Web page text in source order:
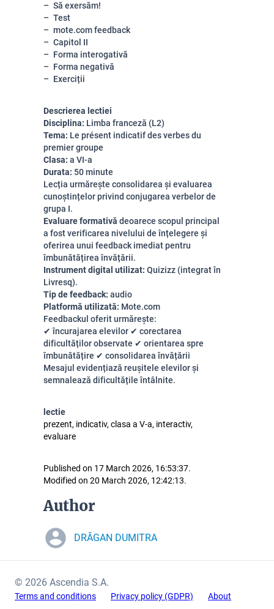
Să exersăm!
Test
mote.com feedback
Capitol II
Forma interogativă
Forma negativă
Exerciții
Descrierea lectiei
Disciplina: Limba franceză (L2)
Tema: Le présent indicatif des verbes du
premier groupe
Clasa: a VI-a
Durata: 50 minute
Lecția urmărește consolidarea și evaluarea
cunoștințelor privind conjugarea verbelor de
grupa I.
Evaluare formativă deoarece scopul principal
a fost verificarea nivelului de înțelegere și
oferirea unui feedback imediat pentru
îmbunătățirea învățării.
Instrument digital utilizat: Quizizz (integrat în
Livresq).
Tip de feedback: audio
Platformă utilizată: Mote.com
Feedbackul oferit urmărește:
✔ încurajarea elevilor ✔ corectarea
dificultăților observate ✔ orientarea spre
îmbunătățire ✔ consolidarea învățării
Mesajul evidențiază reușitele elevilor și
semnalează dificultățile întâlnite.
lectie
prezent, indicativ, clasa a V-a, interactiv,
evaluare
Published on 17 March 2026, 16:53:37.
Modified on 20 March 2026, 12:42:13.
Author
DRĂGAN DUMITRA
© 2026 Ascendia S.A.
Terms and conditions Privacy policy (GDPR) About